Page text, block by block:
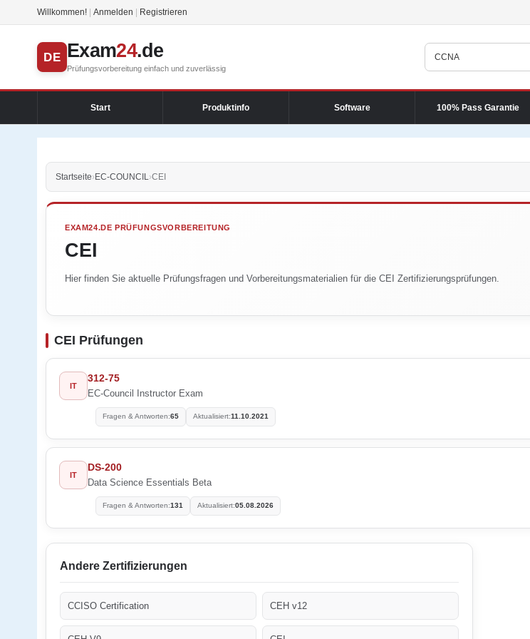
Willkommen! Anmelden Registrieren
DE Exam24.de
Prüfungsvorbereitung einfach und zuverlässig
Start Produktinfo Software 100% Pass Garantie
Startseite›EC-COUNCIL ›CEI
EXAM24.DE PRÜFUNGSVORBEREITUNG
CEI
Hier finden Sie aktuelle Prüfungsfragen und Vorbereitungsmaterialien für die CEI Zertifizierungsprüfungen.
CEI Prüfungen
IT
312-75
EC-Council Instructor Exam
Fragen & Antworten:65 Aktualisiert:11.10.2021
IT
DS-200
Data Science Essentials Beta
Fragen & Antworten:131 Aktualisiert:05.08.2026
Andere Zertifizierungen
CCISO Certification CEH v12